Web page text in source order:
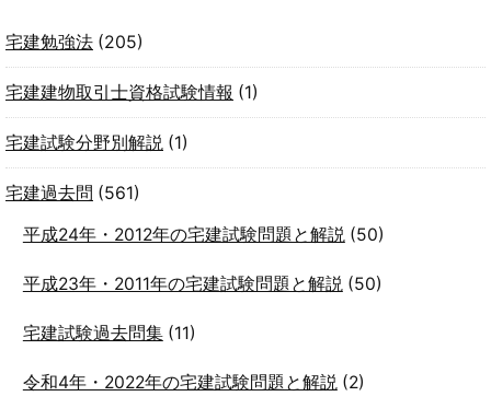
宅建勉強法 (205)
宅建建物取引士資格試験情報 (1)
宅建試験分野別解説 (1)
宅建過去問 (561)
平成24年・2012年の宅建試験問題と解説(50)
平成23年・2011年の宅建試験問題と解説(50)
宅建試験過去問集(11)
令和4年・2022年の宅建試験問題と解説(2)